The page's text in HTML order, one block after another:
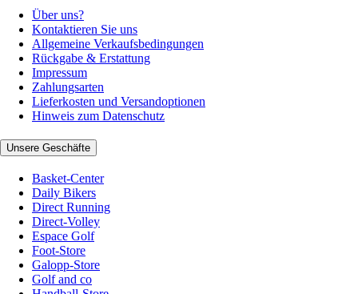
Über uns?
Kontaktieren Sie uns
Allgemeine Verkaufsbedingungen
Rückgabe & Erstattung
Impressum
Zahlungsarten
Lieferkosten und Versandoptionen
Hinweis zum Datenschutz
Unsere Geschäfte
Basket-Center
Daily Bikers
Direct Running
Direct-Volley
Espace Golf
Foot-Store
Galopp-Store
Golf and co